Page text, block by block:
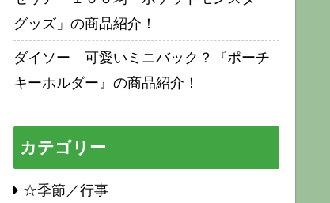
グッズ」の商品紹介！
ダイソー 可愛いミニバック？『ポーチ
キーホルダー』の商品紹介！
カテゴリー
☆季節／行事